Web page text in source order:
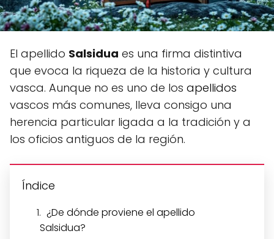
El apellido Salsidua es una firma distintiva
que evoca la riqueza de la historia y cultura
vasca. Aunque no es uno de los apellidos
vascos más comunes, lleva consigo una
herencia particular ligada a la tradición y a
los oficios antiguos de la región.
Índice
¿De dónde proviene el apellido
Salsidua?